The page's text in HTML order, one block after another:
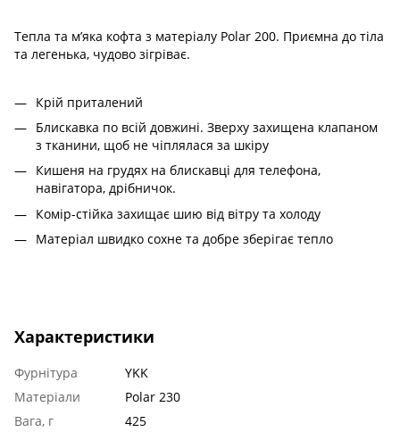
Тепла та м’яка кофта з матеріалу Polar 200. Приємна до тіла
та легенька, чудово зігріває.
Крій приталений
Блискавка по всій довжині. Зверху захищена клапаном
з тканини, щоб не чіплялася за шкіру
Кишеня на грудях на блискавці для телефона,
навігатора, дрібничок.
Комір-стійка захищає шию від вітру та холоду
Матеріал швидко сохне та добре зберігає тепло
Характеристики
Фурнітура
YKK
Матеріали
Polar 230
Вага, г
425